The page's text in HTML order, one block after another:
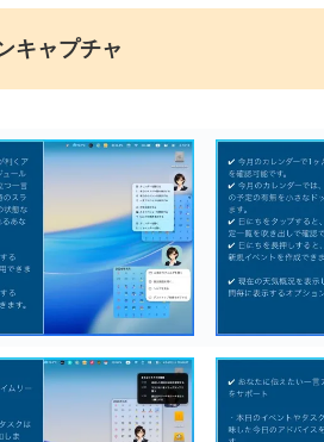
キャプチャ